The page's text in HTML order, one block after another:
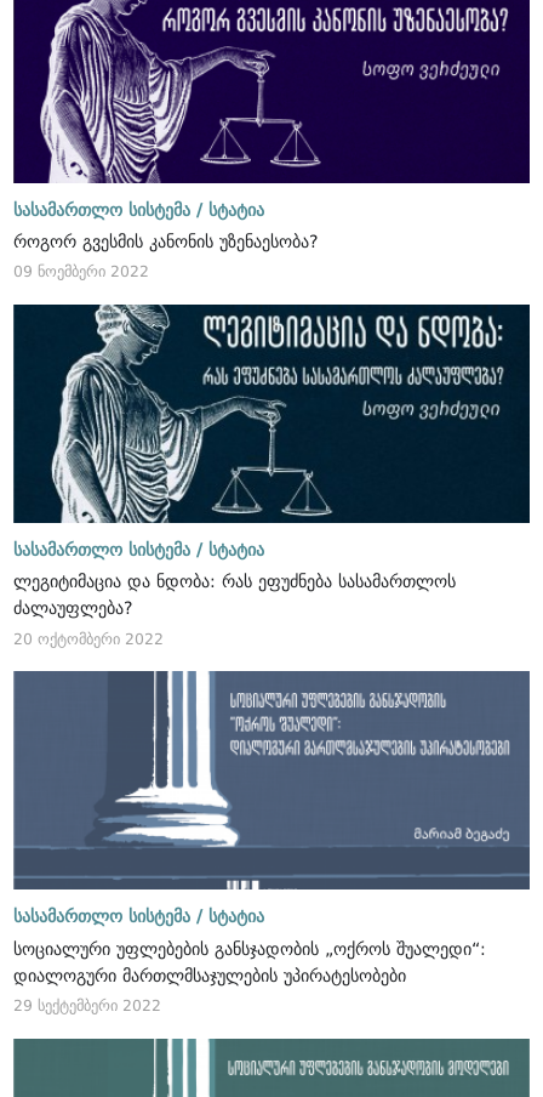
სასამართლო სისტემა / სტატია
როგორ გვესმის კანონის უზენაესობა?
09 ნოემბერი 2022
სასამართლო სისტემა / სტატია
ლეგიტიმაცია და ნდობა: რას ეფუძნება სასამართლოს
ძალაუფლება?
20 ოქტომბერი 2022
სასამართლო სისტემა / სტატია
სოციალური უფლებების განსჯადობის „ოქროს შუალედი“:
დიალოგური მართლმსაჯულების უპირატესობები
29 სექტემბერი 2022